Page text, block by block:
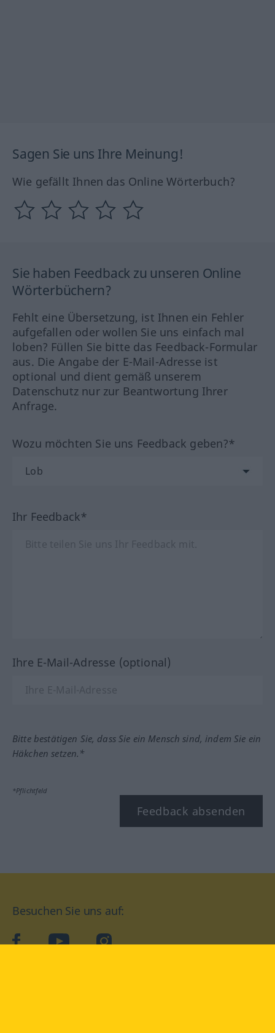
Sagen Sie uns Ihre Meinung!
Wie gefällt Ihnen das Online Wörterbuch?
Sie haben Feedback zu unseren Online
Wörterbüchern?
Fehlt eine Übersetzung, ist Ihnen ein Fehler
aufgefallen oder wollen Sie uns einfach mal
loben? Füllen Sie bitte das Feedback-Formular
aus. Die Angabe der E-Mail-Adresse ist
optional und dient gemäß unserem
Datenschutz nur zur Beantwortung Ihrer
Anfrage.
Wozu möchten Sie uns Feedback geben?*
Ihr Feedback*
Ihre E-Mail-Adresse (optional)
Bitte bestätigen Sie, dass Sie ein Mensch sind, indem Sie ein
Häkchen setzen.*
*Pflichtfeld
Feedback absenden
Besuchen Sie uns auf:
facebookYouTube Instagram